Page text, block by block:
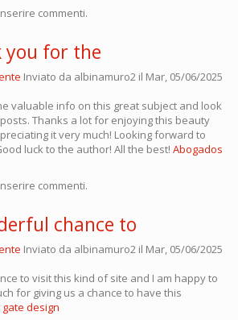
commenti.
you for the
Inviato da albinamuro2 il Mar, 05/06/2025
valuable info on this great subject and look
Thanks a lot for enjoying this beauty
it very much! Looking forward to
luck to the author! All the best! Abogados
commenti.
chance to
Inviato da albinamuro2 il Mar, 05/06/2025
to visit this kind of site and I am happy to
for giving us a chance to have this
design